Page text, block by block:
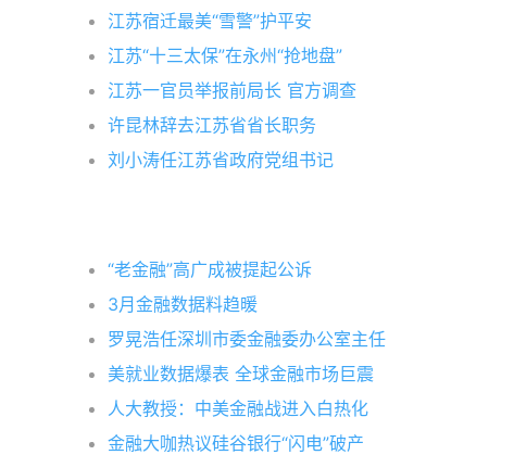
江苏宿迁最美“雪警”护平安
江苏“十三太保”在永州“抢地盘”
江苏一官员举报前局长 官方调查
许昆林辞去江苏省省长职务
刘小涛任江苏省政府党组书记
“老金融”高广成被提起公诉
3月金融数据料趋暖
罗晃浩任深圳市委金融委办公室主任
美就业数据爆表 全球金融市场巨震
人大教授：中美金融战进入白热化
金融大咖热议硅谷银行“闪电”破产